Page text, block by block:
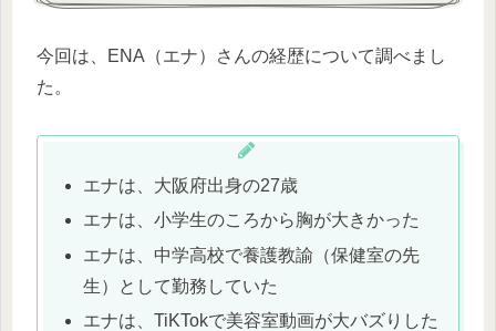
今回は、ENA（エナ）さんの経歴について調べまし
た。
エナは、大阪府出身の27歳
エナは、小学生のころから胸が大きかった
エナは、中学高校で養護教諭（保健室の先
生）として勤務していた
エナは、TiKTokで美容室動画が大バズりした